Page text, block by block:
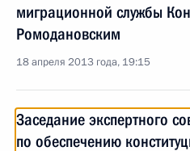
миграционной службы
Ромодановским
18 апреля 2013 года, 19:15
Заседание экспертного
по обеспечению